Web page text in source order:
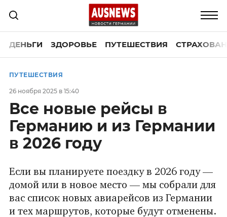
ДЕНЬГИ ЗДОРОВЬЕ ПУТЕШЕСТВИЯ
ПУТЕШЕСТВИЯ
26 ноября 2025 в 15:40
Все новые рейсы в
Германию и из Германии
в 2026 году
Если вы планируете поездку в 2026 году —
домой или в новое место — мы собрали для
вас список новых авиарейсов из Германии
и тех маршрутов, которые будут отменены.